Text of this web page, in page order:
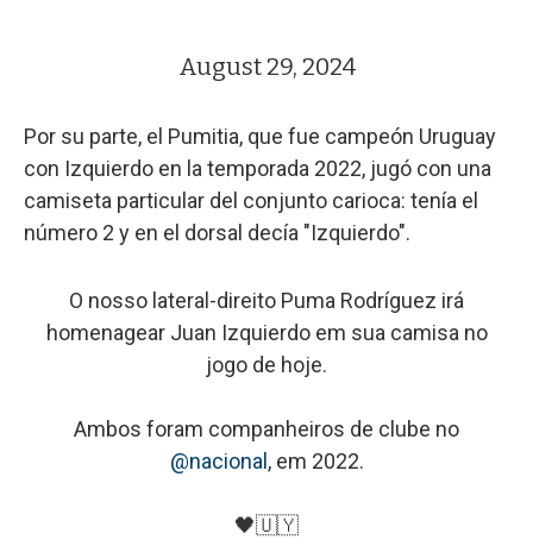
August 29, 2024
Por su parte, el Pumitia, que fue campeón Uruguay
con Izquierdo en la temporada 2022, jugó con una
camiseta particular del conjunto carioca: tenía el
número 2 y en el dorsal decía "Izquierdo".
O nosso lateral-direito Puma Rodríguez irá
homenagear Juan Izquierdo em sua camisa no
jogo de hoje.
Ambos foram companheiros de clube no
@nacional , em 2022.
🖤🇺🇾